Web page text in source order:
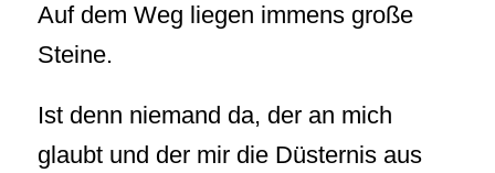
Auf dem Weg liegen immens große
Steine.
Ist denn niemand da, der an mich
glaubt und der mir die Düsternis aus